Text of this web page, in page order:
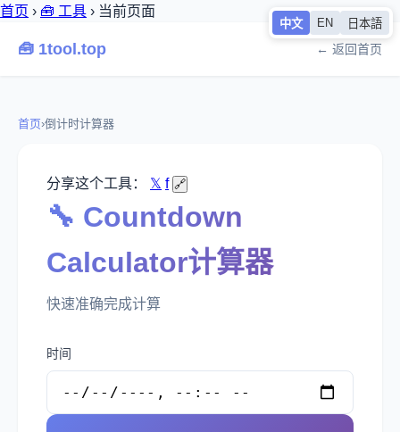
中文 EN 日本語
首页 › 🧰 工具 › 当前页面
🧰 1tool.top ← 返回首页
首页›倒计时计算器
分享这个工具： 𝕏 f 🔗
🔧 Countdown
Calculator计算器
快速准确完成计算
时间